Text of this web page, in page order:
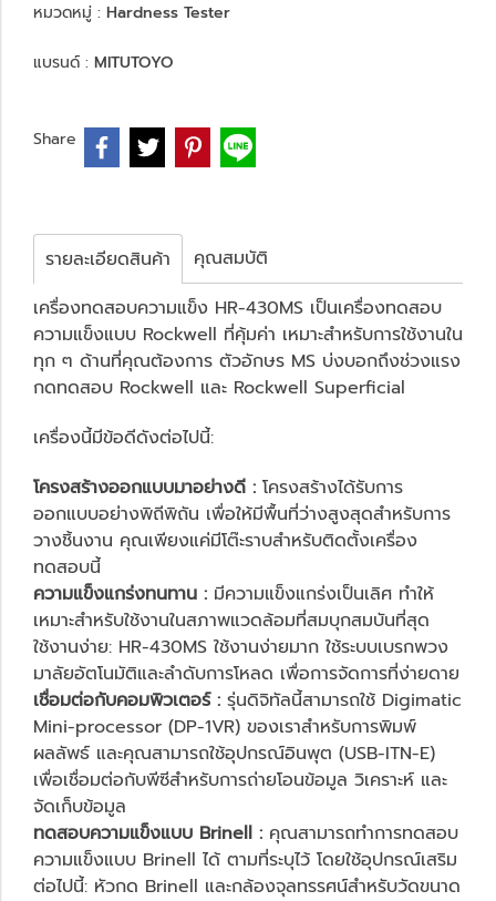
หมวดหมู่ : Hardness Tester
แบรนด์ : MITUTOYO
Share
รายละเอียดสินค้า
คุณสมบัติ
เครื่องทดสอบความแข็ง HR-430MS เป็นเครื่องทดสอบ
ความแข็งแบบ Rockwell ที่คุ้มค่า เหมาะสำหรับการใช้งานใน
ทุก ๆ ด้านที่คุณต้องการ ตัวอักษร MS บ่งบอกถึงช่วงแรง
กดทดสอบ Rockwell และ Rockwell Superficial
เครื่องนี้มีข้อดีดังต่อไปนี้:
โครงสร้างออกแบบมาอย่างดี : โครงสร้างได้รับการ
ออกแบบอย่างพิถีพิถัน เพื่อให้มีพื้นที่ว่างสูงสุดสำหรับการ
วางชิ้นงาน คุณเพียงแค่มีโต๊ะราบสำหรับติดตั้งเครื่อง
ทดสอบนี้
ความแข็งแกร่งทนทาน : มีความแข็งแกร่งเป็นเลิศ ทำให้
เหมาะสำหรับใช้งานในสภาพแวดล้อมที่สมบุกสมบันที่สุด
ใช้งานง่าย: HR-430MS ใช้งานง่ายมาก ใช้ระบบเบรกพวง
มาลัยอัตโนมัติและลำดับการโหลด เพื่อการจัดการที่ง่ายดาย
เชื่อมต่อกับคอมพิวเตอร์ : รุ่นดิจิทัลนี้สามารถใช้ Digimatic
Mini-processor (DP-1VR) ของเราสำหรับการพิมพ์
ผลลัพธ์ และคุณสามารถใช้อุปกรณ์อินพุต (USB-ITN-E)
เพื่อเชื่อมต่อกับพีซีสำหรับการถ่ายโอนข้อมูล วิเคราะห์ และ
จัดเก็บข้อมูล
ทดสอบความแข็งแบบ Brinell : คุณสามารถทำการทดสอบ
ความแข็งแบบ Brinell ได้ ตามที่ระบุไว้ โดยใช้อุปกรณ์เสริม
ต่อไปนี้: หัวกด Brinell และกล้องจุลทรรศน์สำหรับวัดขนาด